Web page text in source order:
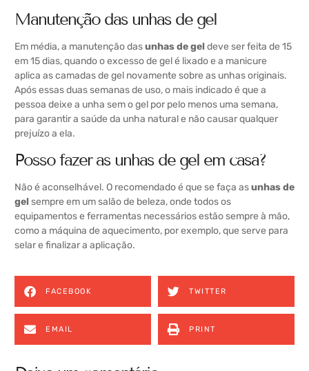
Manutenção das unhas de gel
Em média, a manutenção dasunhas de geldeve ser feita de 15
em 15 dias, quando o excesso de gel é lixado e a manicure
aplica as camadas de gel novamente sobre as unhas originais.
Após essas duas semanas de uso, o mais indicado é que a
pessoa deixe a unha sem o gel por pelo menos uma semana,
para garantir a saúde da unha natural e não causar qualquer
prejuízo a ela.
Posso fazer as unhas de gel em casa?
Não é aconselhável. O recomendado é que se faça asunhas de
gelsempre em um salão de beleza, onde todos os
equipamentos e ferramentas necessários estão sempre à mão,
como a máquina de aquecimento, por exemplo, que serve para
selar e finalizar a aplicação.
FACEBOOK TWITTER
EMAIL PRINT